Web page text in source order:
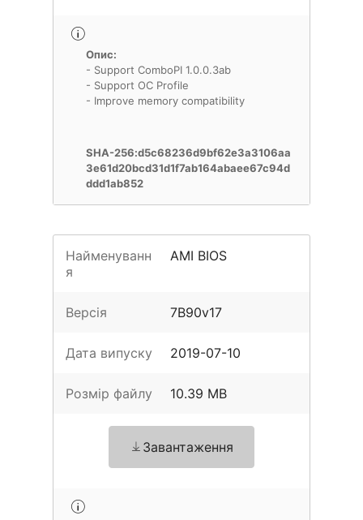
Опис:
- Support ComboPI 1.0.0.3ab
- Support OC Profile
- Improve memory compatibility
SHA-256:d5c68236d9bf62e3a3106aa
3e61d20bcd31d1f7ab164abaee67c94d
ddd1ab852
Найменуванн
я
AMI BIOS
Версія 7B90v17
Дата випуску 2019-07-10
Розмір файлу 10.39 MB
Завантаження